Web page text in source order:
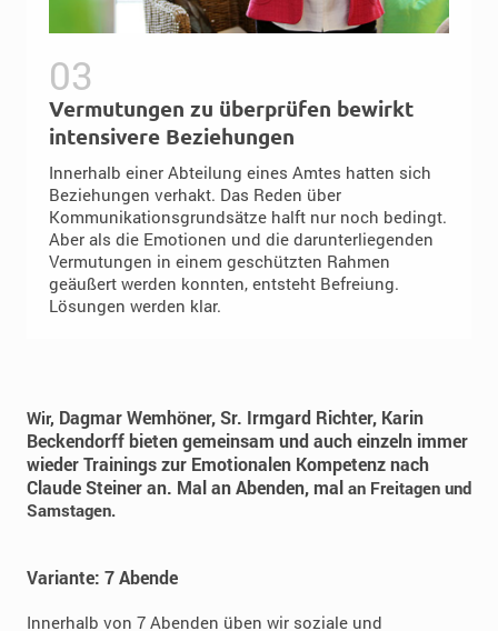
Vermutungen zu überprüfen bewirkt
intensivere Beziehungen
Innerhalb einer Abteilung eines Amtes hatten sich
Beziehungen verhakt. Das Reden über
Kommunikationsgrundsätze halft nur noch bedingt.
Aber als die Emotionen und die darunterliegenden
Vermutungen in einem geschützten Rahmen
geäußert werden konnten, entsteht Befreiung.
Lösungen werden klar.
Wir, Dagmar Wemhöner,Sr. Irmgard Richter, Karin
Beckendorff ​bieten gemeinsam und auch einzeln immer
wieder Trainings zur Emotionalen Kompetenz nach
Claude Steiner an. Mal an Abenden, mal an Freitagen und
Samstagen.
Variante: 7 Abende
Innerhalb von 7 Abenden üben wir soziale und